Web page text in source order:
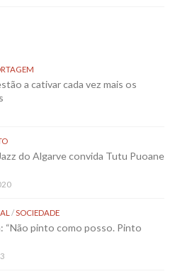
a cativar cada vez mais os
do Algarve convida Tutu Puoane
/SOCIEDADE
“Não pinto como posso. Pinto